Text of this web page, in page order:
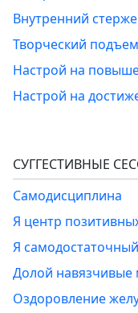
Внутренний
Творческий подъем
Настрой на
Настрой на
СУГГЕСТИВНЫЕ
Самодисциплина
Я центр
Я
Долой навязчивые
Оздоровление